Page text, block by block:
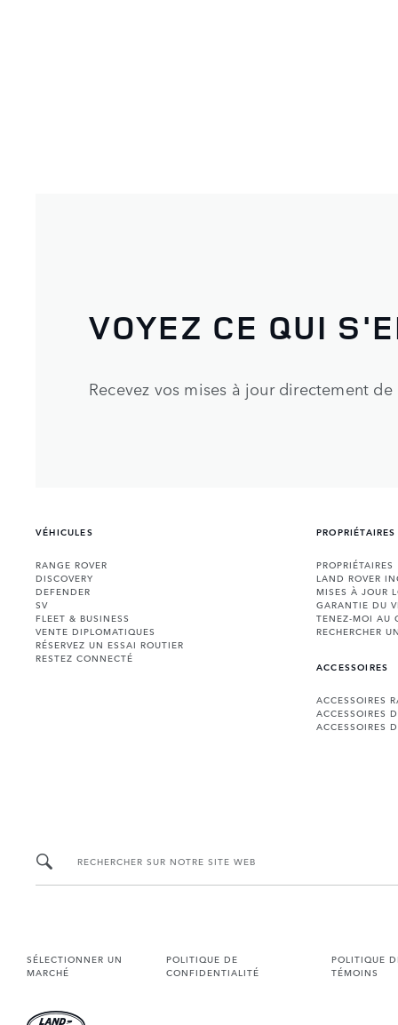
VOYEZ CE QUI
Recevez vos mises à jour directement de
VÉHICULES
RANGE ROVER
DISCOVERY
DEFENDER
SV
FLEET & BUSINESS
VENTE DIPLOMATIQUES
RÉSERVEZ UN ESSAI ROUTIER
RESTEZ CONNECTÉ
PROPRIÉTAIRES
PROPRIÉTAIRES
LAND ROVER
MISES À JOUR
GARANTIE DU
TENEZ-MOI AU
RECHERCHER
ACCESSOIRES
ACCESSOIRES
ACCESSOIRES
ACCESSOIRES
RECHERCHER SUR NOTRE SITE WEB
SÉLECTIONNER UN
MARCHÉ
POLITIQUE DE
CONFIDENTIALITÉ
POLITIQUE
TÉMOINS